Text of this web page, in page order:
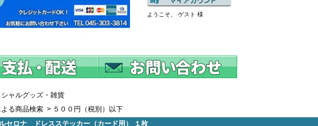
ようこそ、 ゲスト 様
シャルグッズ・雑貨
る商品検索 > ５００円（税別）以下
セロナ ドレスステッカー（カード用） １枚